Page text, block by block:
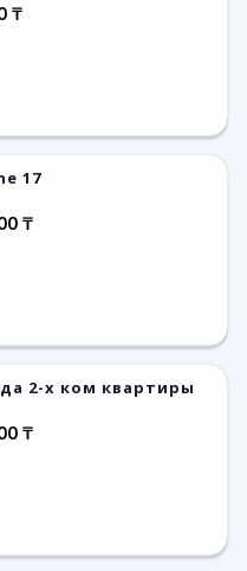
₸
17
₸
2-х ком квартиры
₸